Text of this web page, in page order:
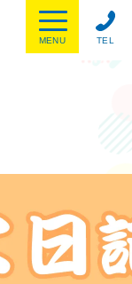
TEL
MENU